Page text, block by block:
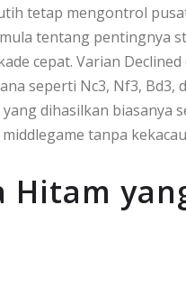
tetap mengontrol
tentang pentingnya
cepat. Varian
seperti Nc3, Nf3, Bd3,
dihasilkan biasanya
tanpa
Hitam